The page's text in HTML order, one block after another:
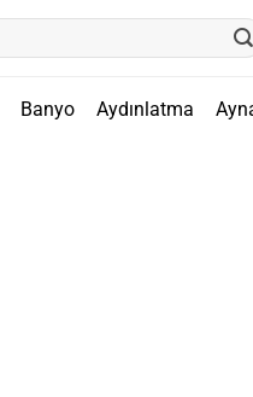
Banyo Aydınlatma